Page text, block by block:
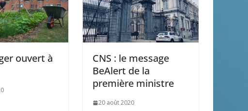
ouvert à
CNS : le message
BeAlert de la
première ministre
20 août 2020